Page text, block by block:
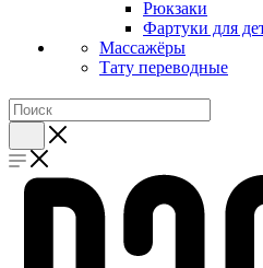
Рюкзаки
Фартуки для
Массажёры
Тату переводные